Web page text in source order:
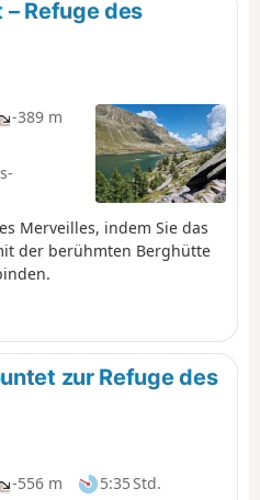
Refuge des
-389 m
Merveilles, indem Sie das
der berühmten Berghütte
zur Refuge des
-556 m
5:35 Std.